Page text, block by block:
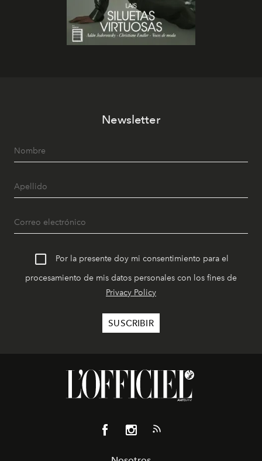
Newsletter
Por la presente doy mi consentimiento para el
procesamiento de mis datos personales con los fines de
Privacy Policy